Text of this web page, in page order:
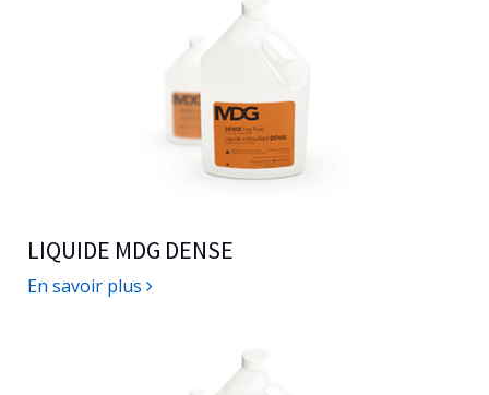
LIQUIDE MDG DENSE
En savoir plus